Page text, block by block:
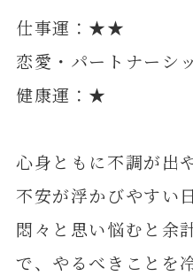
仕事運：★★
恋愛・パートナー
健康運：★
心身ともに不調が出
不安が浮かびやすい日
悶々と思い悩むと余
で、やるべきことを